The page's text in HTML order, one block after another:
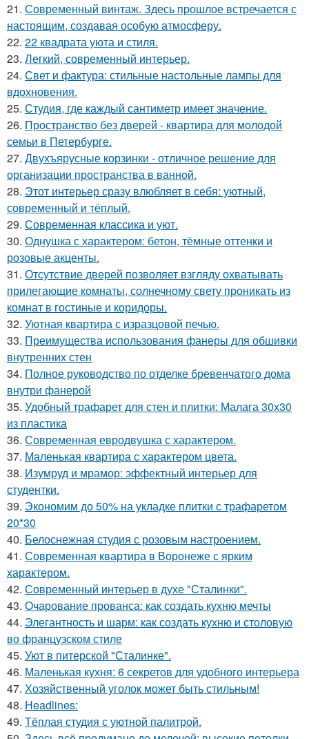
21. Современный винтаж. Здесь прошлое встречается с
настоящим, создавая особую атмосферу.
22. 22 квадрата уюта и стиля.
23. Легкий, современный интерьер.
24. Свет и фактура: стильные настольные лампы для
вдохновения.
25. Студия, где каждый сантиметр имеет значение.
26. Пространство без дверей - квартира для молодой
семьи в Петербурге.
27. Двухъярусные корзинки - отличное решение для
организации пространства в ванной.
28. Этот интерьер сразу влюбляет в себя: уютный,
современный и тёплый.
29. Современная классика и уют.
30. Однушка с характером: бетон, тёмные оттенки и
розовые акценты.
31. Отсутствие дверей позволяет взгляду охватывать
прилегающие комнаты, солнечному свету проникать из
комнат в гостиные и коридоры.
32. Уютная квартира с изразцовой печью.
33. Преимущества использования фанеры для обшивки
внутренних стен
34. Полное руководство по отделке бревенчатого дома
внутри фанерой
35. Удобный трафарет для стен и плитки: Малага 30х30
из пластика
36. Современная евродвушка с характером.
37. Маленькая квартира с характером цвета.
38. Изумруд и мрамор: эффектный интерьер для
студентки.
39. Экономим до 50% на укладке плитки с трафаретом
20*30
40. Белоснежная студия с розовым настроением.
41. Современная квартира в Воронеже с ярким
характером.
42. Современный интерьер в духе "Сталинки".
43. Очарование прованса: как создать кухню мечты
44. Элегантность и шарм: как создать кухню и столовую
во французском стиле
45. Уют в питерской "Сталинке".
46. Маленькая кухня: 6 секретов для удобного интерьера
47. Хозяйственный уголок может быть стильным!
48. Headlines:
49. Тёплая студия с уютной палитрой.